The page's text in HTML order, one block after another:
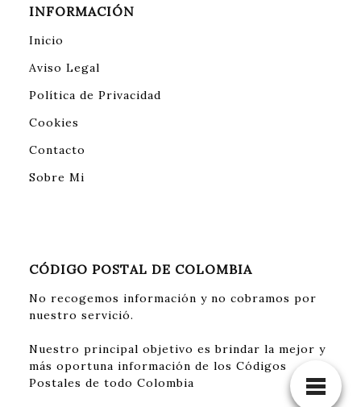
INFORMACIÓN
Inicio
Aviso Legal
Política de Privacidad
Cookies
Contacto
Sobre Mi
CÓDIGO POSTAL DE COLOMBIA
No recogemos información y no cobramos por
nuestro servició.
Nuestro principal objetivo es brindar la mejor y
más oportuna información de los Códigos
Postales de todo Colombia